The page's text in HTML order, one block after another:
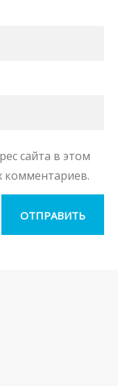
сайта в этом
комментариев.